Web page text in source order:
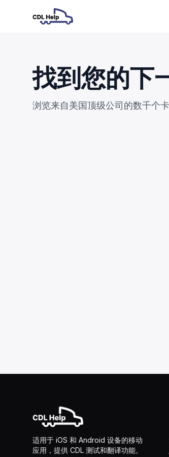
找到您的下
浏览来自美国顶级公司的数千个
适用于 iOS 和 Android 设备的移动
应用，提供 CDL 测试和翻译功能。